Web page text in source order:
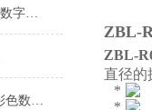
福禄克Fluke-190-204/S彩色数字示波表
美国福禄克Fluke-190-504 彩色数字示波表
ZBL-
ZBL-
直径的